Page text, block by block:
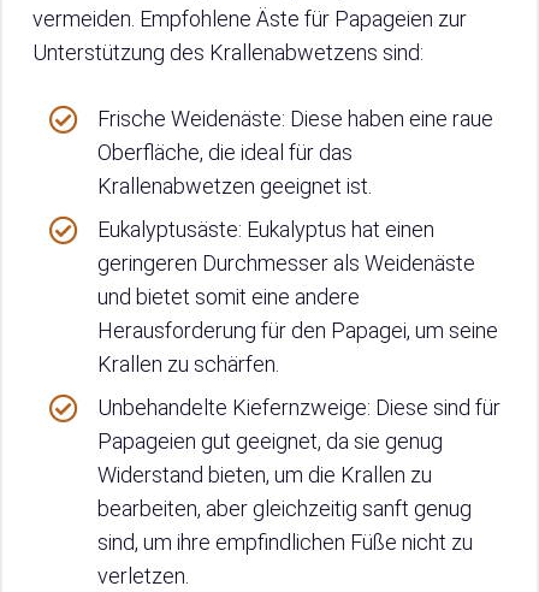
vermeiden. Empfohlene Äste für Papageien zur
Unterstützung des Krallenabwetzens sind:
Frische Weidenäste: Diese haben eine raue
Oberfläche, die ideal für das
Krallenabwetzen geeignet ist.
Eukalyptusäste: Eukalyptus hat einen
geringeren Durchmesser als Weidenäste
und bietet somit eine andere
Herausforderung für den Papagei, um seine
Krallen zu schärfen.
Unbehandelte Kiefernzweige: Diese sind für
Papageien gut geeignet, da sie genug
Widerstand bieten, um die Krallen zu
bearbeiten, aber gleichzeitig sanft genug
sind, um ihre empfindlichen Füße nicht zu
verletzen.